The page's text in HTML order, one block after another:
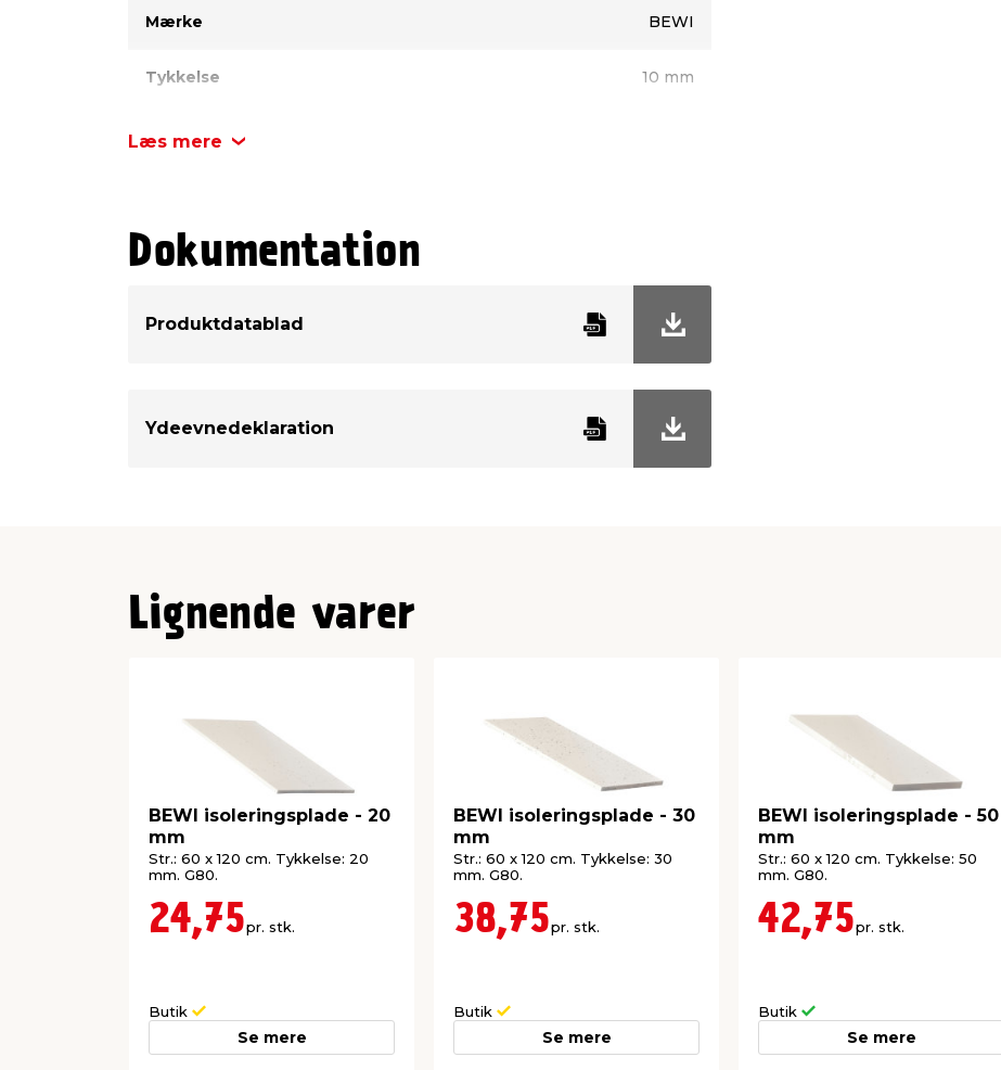
Mærke BEWI
Tykkelse 10 mm
Læs mere
Dokumentation
Produktdatablad
Ydeevnedeklaration
Lignende varer
BEWI isoleringsplade - 20
mm
Str.: 60 x 120 cm. Tykkelse: 20
mm. G80.
24,75pr. stk.
Butik
Se mere
BEWI isoleringsplade - 30
mm
Str.: 60 x 120 cm. Tykkelse: 30
mm. G80.
38,75pr. stk.
Butik
Se mere
BEWI isoleringsplade - 50
mm
Str.: 60 x 120 cm. Tykkelse: 50
mm. G80.
42,75pr. stk.
Butik
Se mere